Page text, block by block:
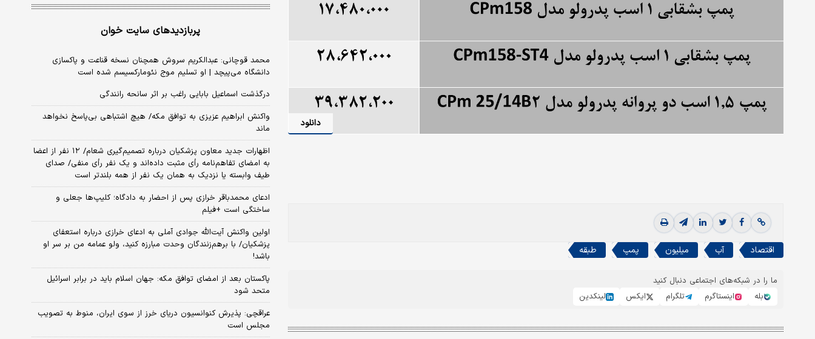
دانلود
اقتصاد آب میلیون پمپ طبقه
ما را در شبکه‌های اجتماعی دنبال کنید
بله
اینستاگرم تلگرام ایکس لینکدین
پربازدیدهای سایت خوان
محمد قوچانی: عبدالکریم سروش همچنان نسخه قناعت و پاکسازی
دانشگاه می‌پیچد | او تسلیم موج نئومارکسیسم شده است
درگذشت اسماعیل بابایی راغب بر اثر سانحه رانندگی
واکنش ابراهیم عزیزی به توافق مکه/ هیچ اشتباهی بی‌پاسخ نخواهد
ماند
اظهارات جدید معاون پزشکیان درباره تصمیم‌گیری شعام/ ۱۲ نفر از اعضا
به امضای تفاهم‌نامه رأی مثبت داده‌اند و یک نفر رأی منفی/ صدای
طیف وابسته یا نزدیک به همان یک نفر از همه بلندتر است
ادعای محمدباقر خرازی پس از احضار به دادگاه؛ کلیپ‌ها جعلی و
ساختگی است +فیلم
اولین واکنش آیت‌الله جوادی آملی به ادعای خرازی درباره استعفای
پزشکیان/ با برهم‌زنندگان وحدت مبارزه کنید، ولو عمامه من بر سر او
باشد!
پاکستان بعد از امضای توافق مکه: جهان اسلام باید در برابر اسرائیل
متحد شود
عراقچی: پذیرش کنوانسیون دریای خرز از سوی ایران، منوط به تصویب
مجلس است